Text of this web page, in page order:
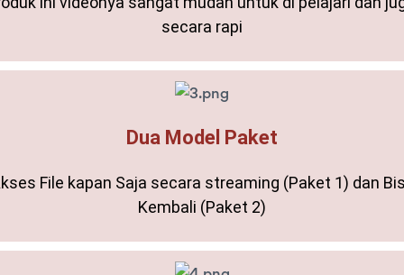
secara rapi
Dua Model Paket
File kapan Saja secara streaming (Paket 1) dan
Kembali (Paket 2)